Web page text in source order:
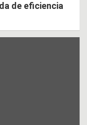
de eficiencia